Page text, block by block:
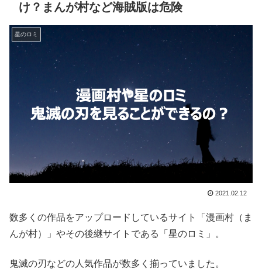
け？まんが村など海賊版は危険
星のロミ
2021.02.12
数多くの作品をアップロードしているサイト「漫画村（ま
んが村）」やその後継サイトである「星のロミ」。
鬼滅の刃などの人気作品が数多く揃っていました。